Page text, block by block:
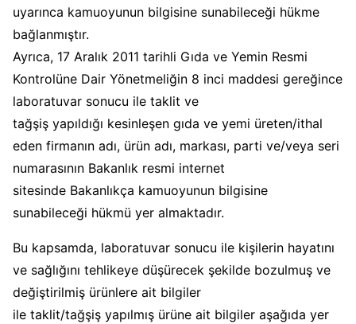
uyarınca kamuoyunun bilgisine sunabileceği hükme
bağlanmıştır.
Ayrıca, 17 Aralık 2011 tarihli Gıda ve Yemin Resmi
Kontrolüne Dair Yönetmeliğin 8 inci maddesi gereğince
laboratuvar sonucu ile taklit ve
tağşiş yapıldığı kesinleşen gıda ve yemi üreten/ithal
eden firmanın adı, ürün adı, markası, parti ve/veya seri
numarasının Bakanlık resmi internet
sitesinde Bakanlıkça kamuoyunun bilgisine
sunabileceği hükmü yer almaktadır.
Bu kapsamda, laboratuvar sonucu ile kişilerin hayatını
ve sağlığını tehlikeye düşürecek şekilde bozulmuş ve
değiştirilmiş ürünlere ait bilgiler
ile taklit/tağşiş yapılmış ürüne ait bilgiler aşağıda yer